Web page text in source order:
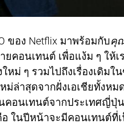
ของ Netflix มาพร้อมกับคุ
คอนเทนต์ เพื่อแง้ม ๆ ให้เ
หม่ ๆ รวมไปถึงเรื่องเดิม
ล่าสุดจากฝั่งเอเชียทั้งหมด
คอนเทนต์จากประเทศญี่ปุ่
ในปีหน้าจะมีคอนเทนต์ที่เ